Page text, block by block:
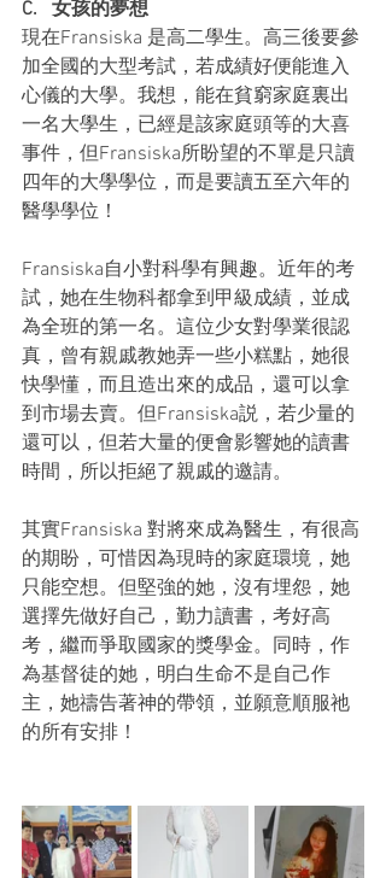
C.   女孩的夢想
現在Fransiska 是高二學生。高三後要參
加全國的大型考試，若成績好便能進入
心儀的大學。我想，能在貧窮家庭裏出
一名大學生，已經是該家庭頭等的大喜
事件，但Fransiska所盼望的不單是只讀
四年的大學學位，而是要讀五至六年的
醫學學位！
Fransiska自小對科學有興趣。近年的考
試，她在生物科都拿到甲級成績，並成
為全班的第一名。這位少女對學業很認
真，曾有親戚教她弄一些小糕點，她很
快學懂，而且造出來的成品，還可以拿
到市場去賣。但Fransiska説，若少量的
還可以，但若大量的便會影響她的讀書
時間，所以拒絕了親戚的邀請。
其實Fransiska 對將來成為醫生，有很高
的期盼，可惜因為現時的家庭環境，她
只能空想。但堅強的她，沒有埋怨，她
選擇先做好自己，勤力讀書，考好高
考，繼而爭取國家的獎學金。同時，作
為基督徒的她，明白生命不是自己作
主，她禱告著神的帶領，並願意順服祂
的所有安排！